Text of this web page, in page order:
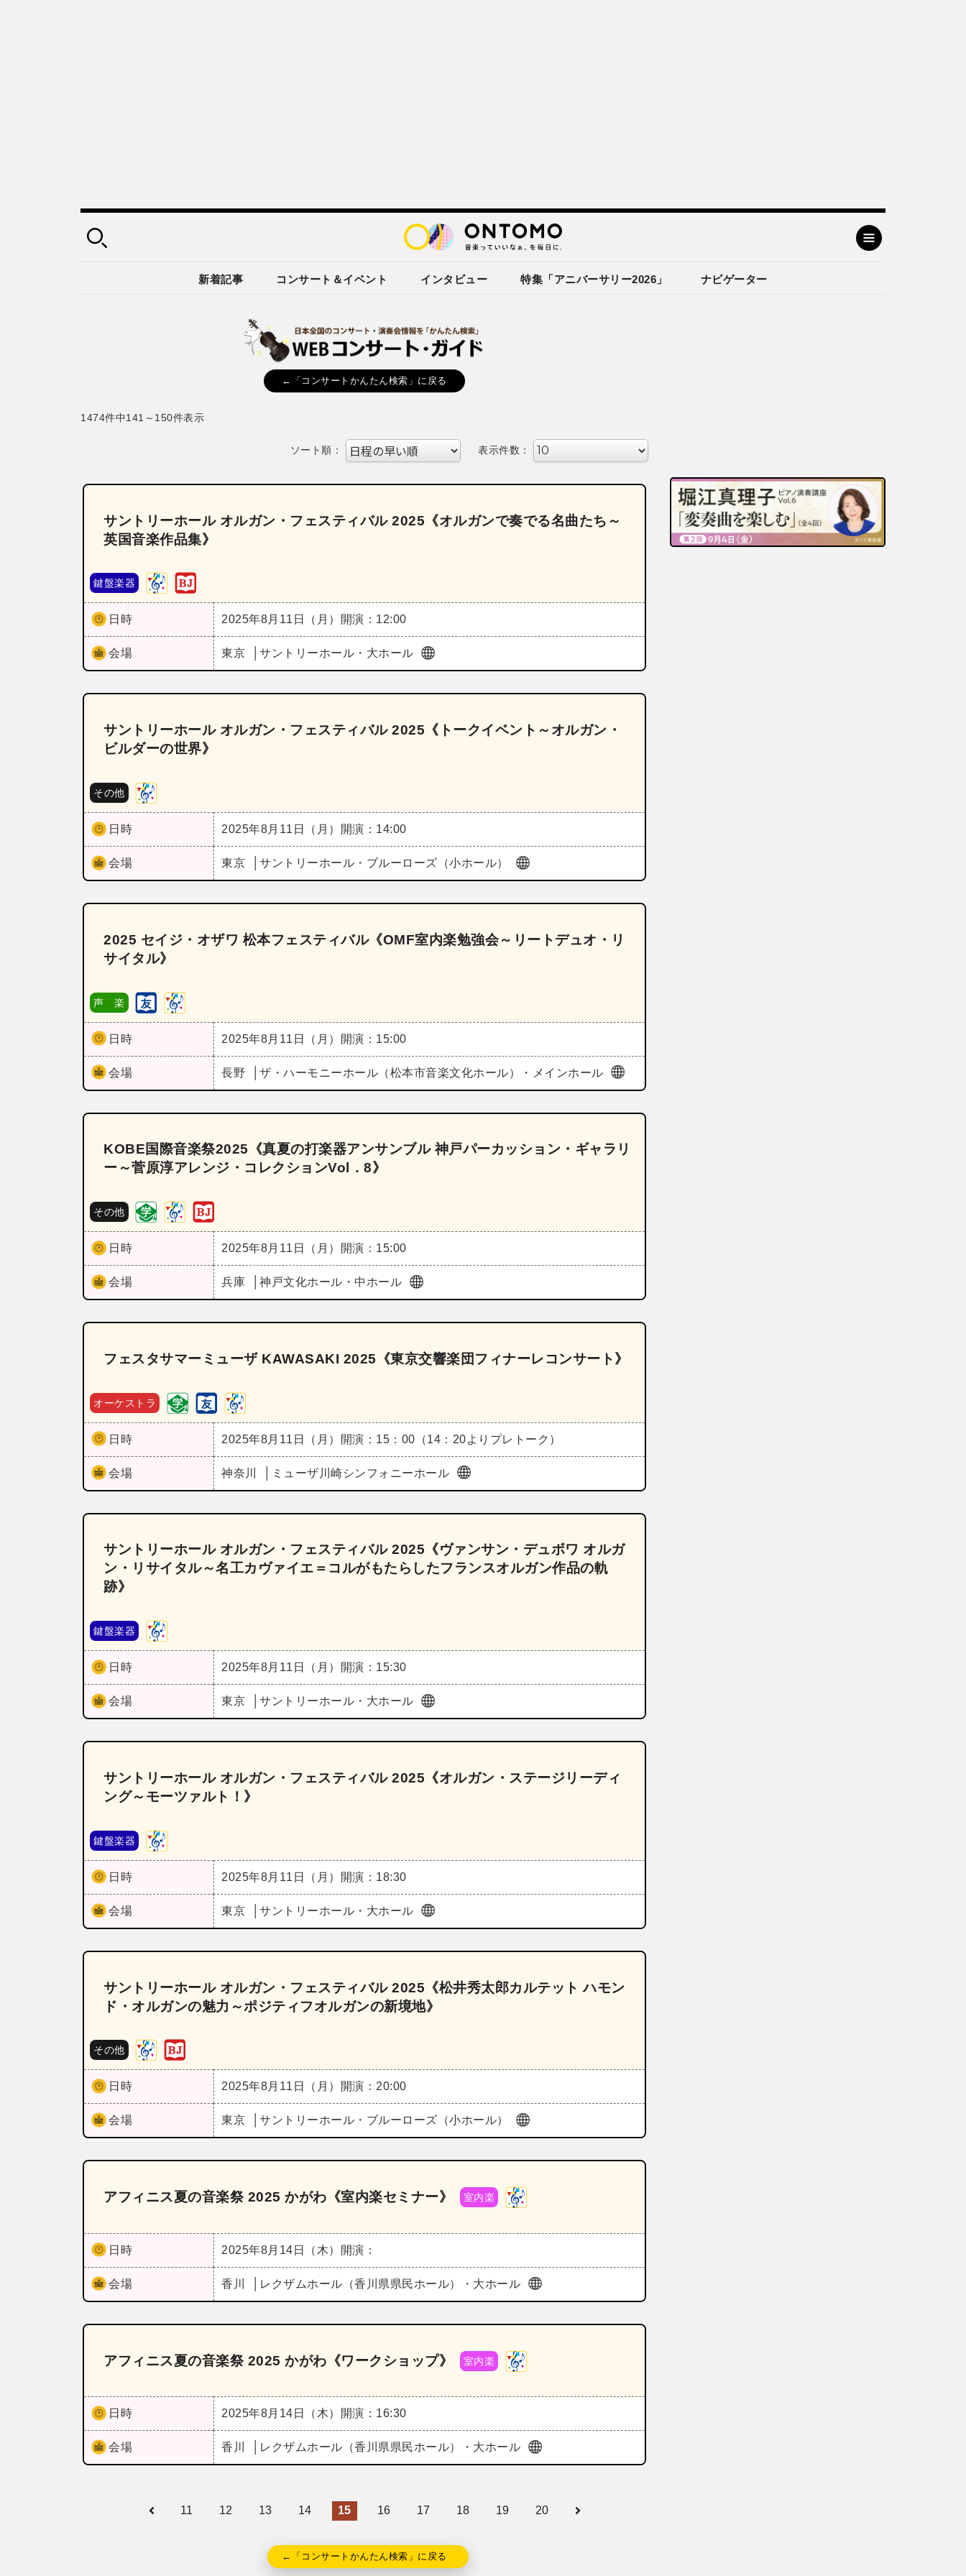
新着記事 コンサート＆イベント インタビュー 特集「アニバーサリー2026」 ナビゲーター
←「コンサートかんたん検索」に戻る
1474件中141～150件表示
ソート順： 表示件数：
サントリーホール オルガン・フェスティバル 2025《オルガンで奏でる名曲たち～
英国音楽作品集》
鍵盤楽器
日時 2025年8月11日（月） 開演：12:00
会場 東京 サントリーホール・大ホール
サントリーホール オルガン・フェスティバル 2025《トークイベント～オルガン・
ビルダーの世界》
その他
日時 2025年8月11日（月） 開演：14:00
会場 東京 サントリーホール・ブルーローズ（小ホール）
2025 セイジ・オザワ 松本フェスティバル《OMF室内楽勉強会～リートデュオ・リ
サイタル》
声 楽
日時 2025年8月11日（月） 開演：15:00
会場 長野 ザ・ハーモニーホール（松本市音楽文化ホール）・メインホール
KOBE国際音楽祭2025《真夏の打楽器アンサンブル 神戸パーカッション・ギャラリ
ー～菅原淳アレンジ・コレクションVol．8》
その他
日時 2025年8月11日（月） 開演：15:00
会場 兵庫 神戸文化ホール・中ホール
フェスタサマーミューザ KAWASAKI 2025《東京交響楽団フィナーレコンサート》
オーケストラ
日時 2025年8月11日（月） 開演：15：00（14：20よりプレトーク）
会場 神奈川 ミューザ川崎シンフォニーホール
サントリーホール オルガン・フェスティバル 2025《ヴァンサン・デュボワ オルガ
ン・リサイタル～名工カヴァイエ＝コルがもたらしたフランスオルガン作品の軌
跡》
鍵盤楽器
日時 2025年8月11日（月） 開演：15:30
会場 東京 サントリーホール・大ホール
サントリーホール オルガン・フェスティバル 2025《オルガン・ステージリーディ
ング～モーツァルト！》
鍵盤楽器
日時 2025年8月11日（月） 開演：18:30
会場 東京 サントリーホール・大ホール
サントリーホール オルガン・フェスティバル 2025《松井秀太郎カルテット ハモン
ド・オルガンの魅力～ポジティフオルガンの新境地》
その他
日時 2025年8月11日（月） 開演：20:00
会場 東京 サントリーホール・ブルーローズ（小ホール）
アフィニス夏の音楽祭 2025 かがわ《室内楽セミナー》 室内楽
日時 2025年8月14日（木） 開演：
会場 香川 レクザムホール（香川県県民ホール）・大ホール
アフィニス夏の音楽祭 2025 かがわ《ワークショップ》 室内楽
日時 2025年8月14日（木） 開演：16:30
会場 香川 レクザムホール（香川県県民ホール）・大ホール
11 12 13 14 15 16 17 18 19 20
←「コンサートかんたん検索」に戻る